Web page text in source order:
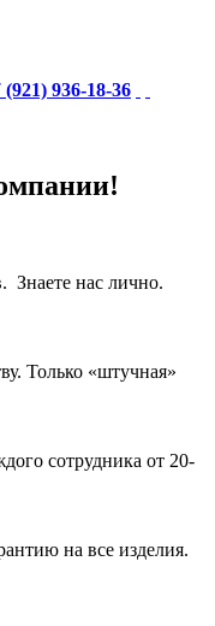
(921) 936-18-36
Знаете нас лично.
Только «штучная»
сотрудника от 20-
на все изделия.